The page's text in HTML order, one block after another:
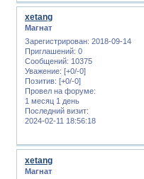
xetang
Магнат
Зарегистрирован: 2018-09-14
Приглашений: 0
Сообщений: 10375
Уважение: [+0/-0]
Позитив: [+0/-0]
Провел на форуме:
1 месяц 1 день
Последний визит:
2024-02-11 18:56:18
xetang
Магнат